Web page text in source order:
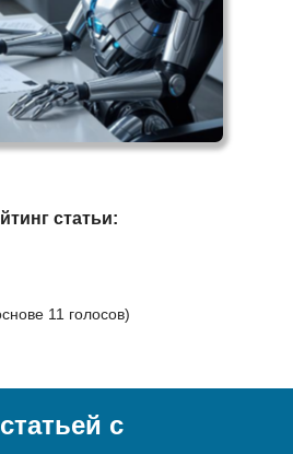
статьи:
11 голосов)
с